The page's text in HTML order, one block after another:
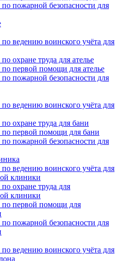
пожарной безопасности для
ведению воинского учёта для
охране труда для ателье
первой помощи для ателье
пожарной безопасности для
ведению воинского учёта для
охране труда для бани
первой помощи для бани
пожарной безопасности для
ведению воинского учёта для
клиники
охране труда для
клиники
первой помощи для
пожарной безопасности для
ведению воинского учёта для